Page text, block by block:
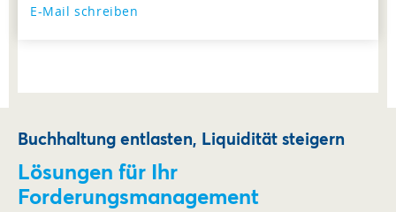
E-Mail schreiben
Buchhaltung entlasten, Liquidität steigern
Lösungen für Ihr
Forderungsmanagement